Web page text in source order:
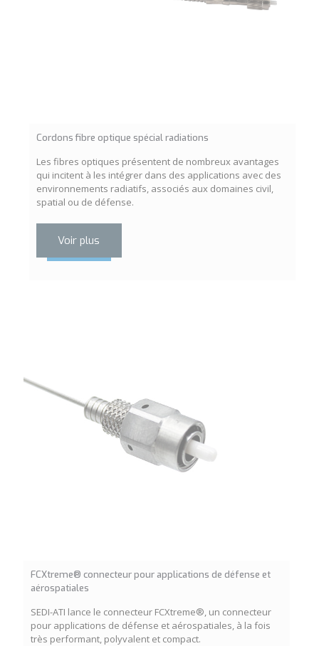
Cordons fibre optique spécial radiations
Les fibres optiques présentent de nombreux avantages
qui incitent à les intégrer dans des applications avec des
environnements radiatifs, associés aux domaines civil,
spatial ou de défense.
Voir plus
FCXtreme® connecteur pour applications de défense et
aérospatiales
SEDI-ATI lance le connecteur FCXtreme®, un connecteur
pour applications de défense et aérospatiales, à la fois
très performant, polyvalent et compact.